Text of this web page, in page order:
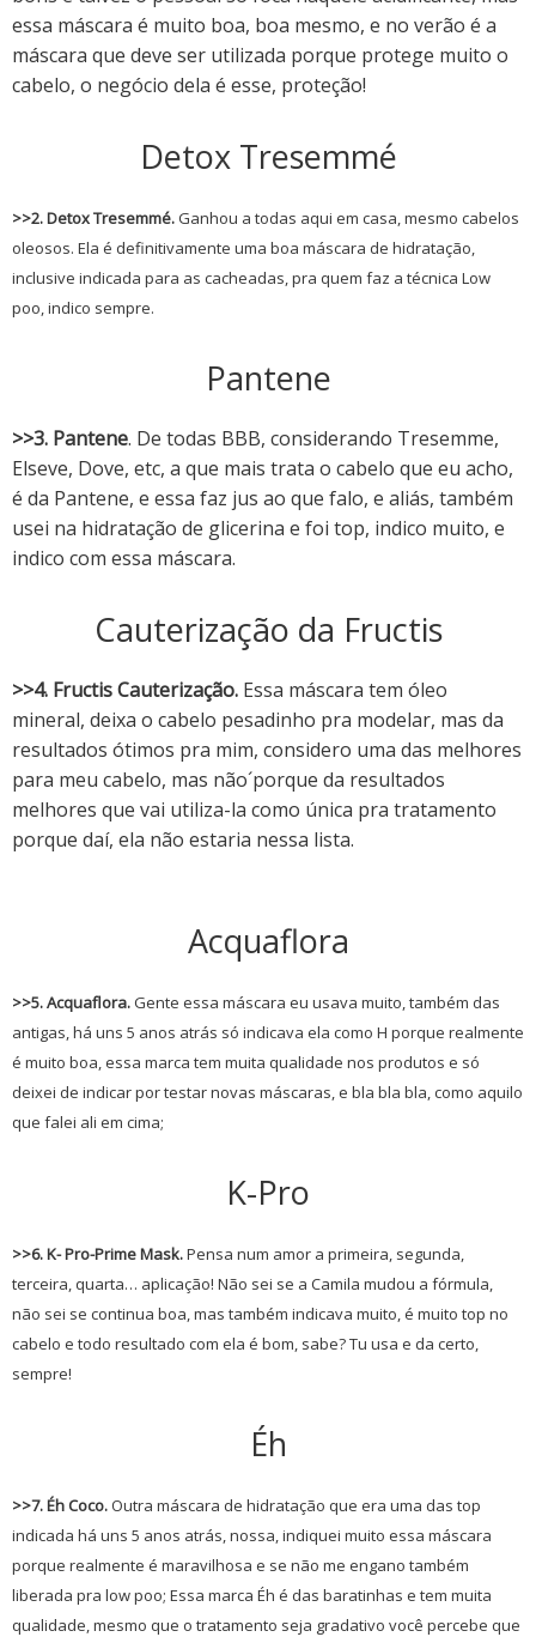
essa máscara é muito boa, boa mesmo, e no verão é a
máscara que deve ser utilizada porque protege muito o
cabelo, o negócio dela é esse, proteção!
Detox Tresemmé
>>2. Detox Tresemmé. Ganhou a todas aqui em casa, mesmo cabelos
oleosos. Ela é definitivamente uma boa máscara de hidratação,
inclusive indicada para as cacheadas, pra quem faz a técnica Low
poo, indico sempre.
Pantene
>>3. Pantene. De todas BBB, considerando Tresemme,
Elseve, Dove, etc, a que mais trata o cabelo que eu acho,
é da Pantene, e essa faz jus ao que falo, e aliás, também
usei na hidratação de glicerina e foi top, indico muito, e
indico com essa máscara.
Cauterização da Fructis
>>4. Fructis Cauterização. Essa máscara tem óleo
mineral, deixa o cabelo pesadinho pra modelar, mas da
resultados ótimos pra mim, considero uma das melhores
para meu cabelo, mas não´porque da resultados
melhores que vai utiliza-la como única pra tratamento
porque daí, ela não estaria nessa lista.
Acquaflora
>>5. Acquaflora. Gente essa máscara eu usava muito, também das
antigas, há uns 5 anos atrás só indicava ela como H porque realmente
é muito boa, essa marca tem muita qualidade nos produtos e só
deixei de indicar por testar novas máscaras, e bla bla bla, como aquilo
que falei ali em cima;
K-Pro
>>6. K- Pro-Prime Mask.Pensa num amor a primeira, segunda,
terceira, quarta… aplicação! Não sei se a Camila mudou a fórmula,
não sei se continua boa, mas também indicava muito, é muito top no
cabelo e todo resultado com ela é bom, sabe? Tu usa e da certo,
sempre!
Éh
>>7. Éh Coco. Outra máscara de hidratação que era uma das top
indicada há uns 5 anos atrás, nossa, indiquei muito essa máscara
porque realmente é maravilhosa e se não me engano também
liberada pra low poo; Essa marca Éh é das baratinhas e tem muita
qualidade, mesmo que o tratamento seja gradativo você percebe que